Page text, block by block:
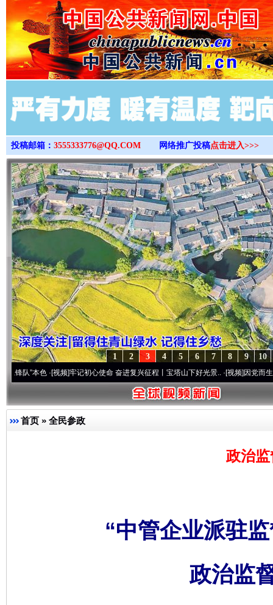
>
投稿邮箱： 3555333776@QQ.COM 网络推广投稿点击进入>>>
10
9
8
7
6
5
4
3
2
1
·[视频]牢记初心使命 奋进复兴征程丨宝塔山下好光景..·[视频]因党而生 为党而战
首页 » 全民参政
政治
“中管企业派驻
政治监